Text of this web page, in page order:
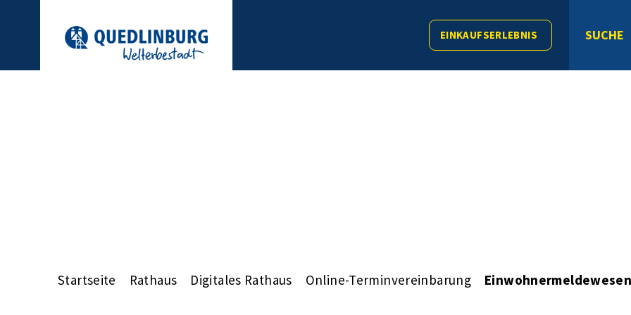
EINKAUFSERLEBNIS SUCHE
Startseite Rathaus Digitales Rathaus Online-Terminvereinbarung Einwohnermeldewesen